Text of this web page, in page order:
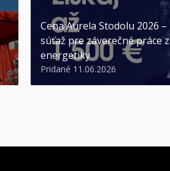
Cena Aurela Stodolu 2026 –
súťaž pre záverečné práce z
energetiky
Pridané 11.06.2026